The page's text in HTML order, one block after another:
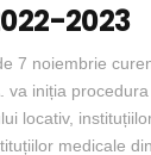
2023
7 noiembrie
va iniția
locativ,
medicale